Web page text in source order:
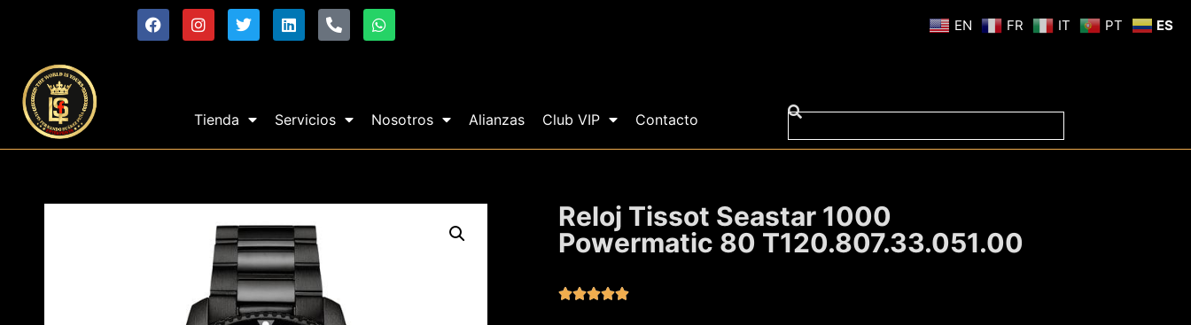
Tienda Servicios Nosotros Alianzas Club VIP Contacto
Reloj Tissot Seastar 1000
Powermatic 80 T120.807.33.051.00

EN FR IT PT ES